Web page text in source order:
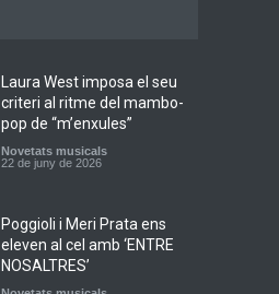
Laura West imposa el seu
criteri al ritme del mambo-
pop de “m’enxules”
Novetats musicals
22 de juny de 2026
Poggioli i Meri Prata ens
eleven al cel amb ‘ENTRE
NOSALTRES’